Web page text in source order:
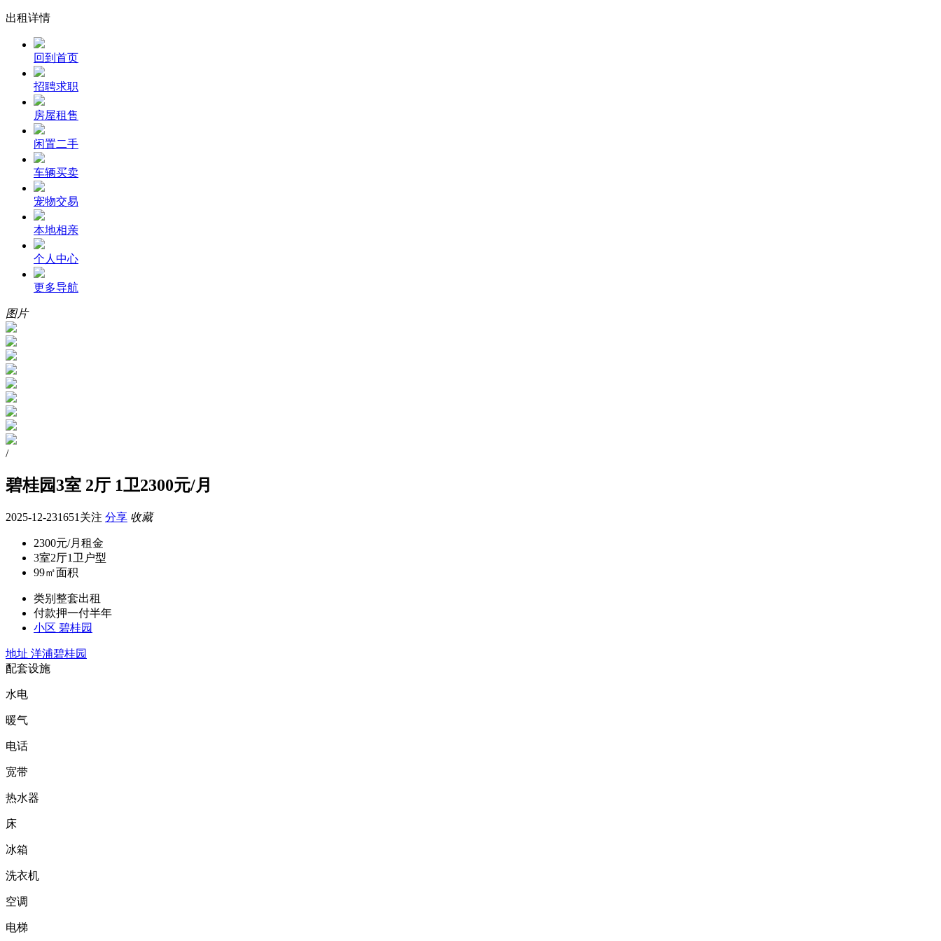
出租详情
回到首页
招聘求职
房屋租售
闲置二手
车辆买卖
宠物交易
本地相亲
个人中心
更多导航
图片
/
碧桂园3室 2厅 1卫2300元/月
2025-12-231651关注 分享 收藏
2300元/月 租金
3室2厅1卫 户型
99㎡面积
类别 整套出租
付款押一付半年
小区 碧桂园
地址 洋浦碧桂园
配套设施
水电
暖气
电话
宽带
热水器
床
冰箱
洗衣机
空调
电梯